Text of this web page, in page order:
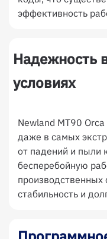
эффективность
Надежность
условиях
Newland MT90
даже в самых
от падений и пыли
бесперебойную
производственных
стабильность и